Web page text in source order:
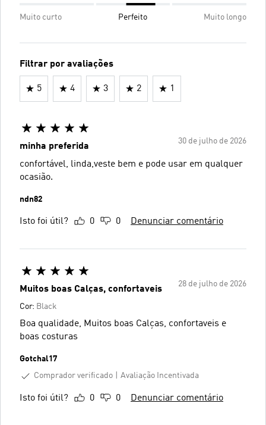
Muito curto Perfeito Muito longo
Filtrar por avaliações
5 4 3 2 1
30 de julho de 2026
minha preferida
confortável, linda,veste bem e pode usar em qualquer
ocasião.
ndn82
Isto foi útil? 0 0 Denunciar comentário
28 de julho de 2026
Muitos boas Calças, confortaveis
Cor: Black
Boa qualidade, Muitos boas Calças, confortaveis e
boas costuras
Gotchal17
Comprador verificado
Avaliação Incentivada
Isto foi útil? 0 0 Denunciar comentário